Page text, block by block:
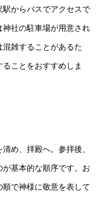
からバスでアクセスで
神社の駐車場が用意され
雑することがあるた
ことをおすすめしま
め、拝殿へ。参拝後、
基本的な順序です。お
で神様に敬意を表して